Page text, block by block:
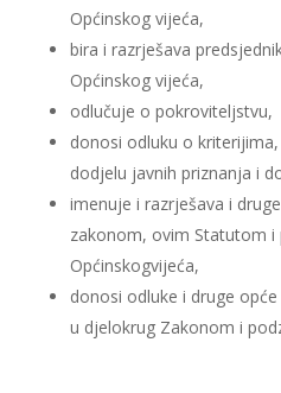
Općinskog vijeća,
bira i razrješava
Općinskog vijeća,
odlučuje o pokroviteljstvu,
donosi odluku o
dodjelu javnih priznanja i
imenuje i razrješava i
zakonom, ovim Statutom i
Općinskogvijeća,
donosi odluke i druge
u djelokrug Zakonom i